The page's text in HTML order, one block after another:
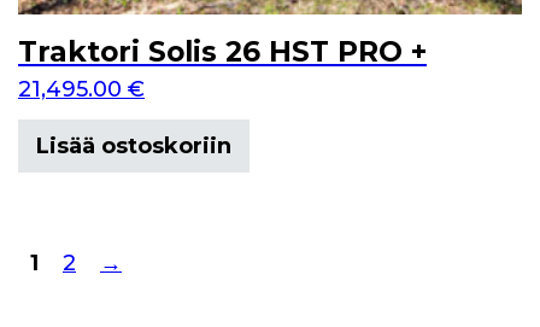
Traktori Solis 26 HST PRO +
21,495.00 €
Lisää ostoskoriin
1 2 →